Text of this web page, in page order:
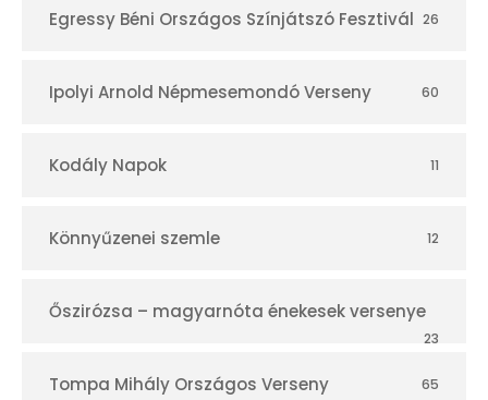
Egressy Béni Országos Színjátszó Fesztivál 26
Ipolyi Arnold Népmesemondó Verseny 60
Kodály Napok 11
Könnyűzenei szemle 12
Őszirózsa – magyarnóta énekesek versenye
23
Tompa Mihály Országos Verseny 65